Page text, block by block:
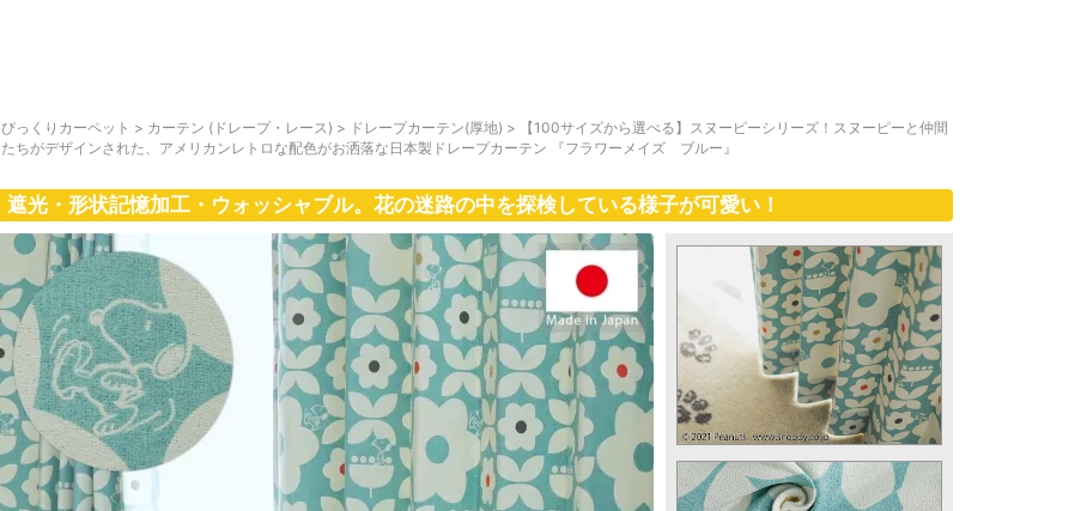
びっくりカーペット > カーテン (ドレープ・レース) > ドレープカーテン(厚地) >
【100サイズから選べる】スヌーピーシリーズ！スヌーピーと仲間
たちがデザインされた、アメリカンレトロな配色がお洒落な日本製ドレープカーテン 『フラワーメイズ ブルー』
遮光・形状記憶加工・ウォッシャブル。花の迷路の中を探検している様子が可愛い！